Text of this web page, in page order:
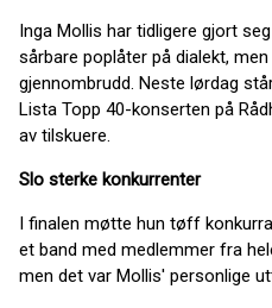
Inga Mollis har tidligere gjort
sårbare poplåter på dialekt,
gjennombrudd. Neste lørdag
Lista Topp 40-konserten på
av tilskuere.
Slo sterke konkurrenter
I finalen møtte hun tøff
et band med medlemmer fra
men det var Mollis' personlige